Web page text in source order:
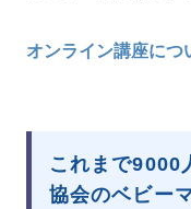
オンライン講座につ
これまで9000
協会のベビー